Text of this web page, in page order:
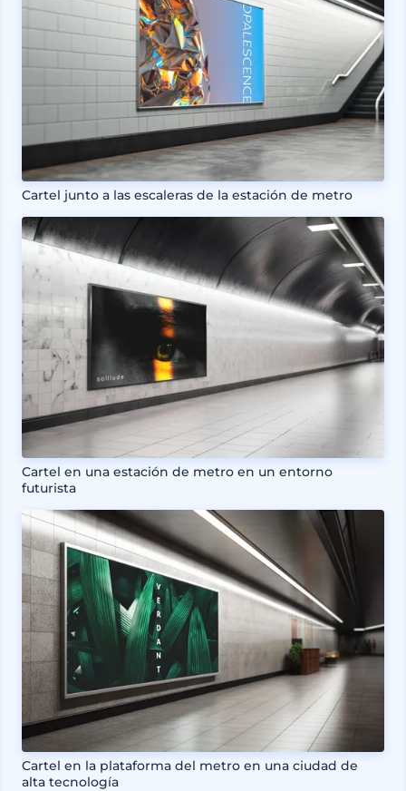
Cartel junto a las escaleras de la estación de metro
Cartel en una estación de metro en un entorno
futurista
Cartel en la plataforma del metro en una ciudad de
alta tecnología